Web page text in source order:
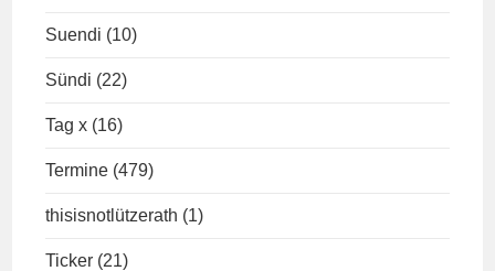
Suendi (10)
Sündi (22)
Tag x (16)
Termine (479)
thisisnotlützerath (1)
Ticker (21)